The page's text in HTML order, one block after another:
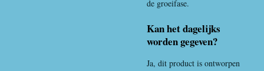
de groeifase.
Kan het dagelijks
worden gegeven?
Ja, dit product is ontworpen